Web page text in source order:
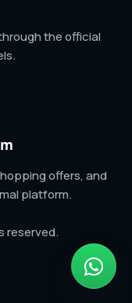
the official
offers, and
platform.
reserved.